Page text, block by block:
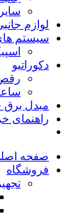
لوازم
سیستم
دکوراتیو
رقص
مبدل برق
راهنمای
صفحه
فروشگاه